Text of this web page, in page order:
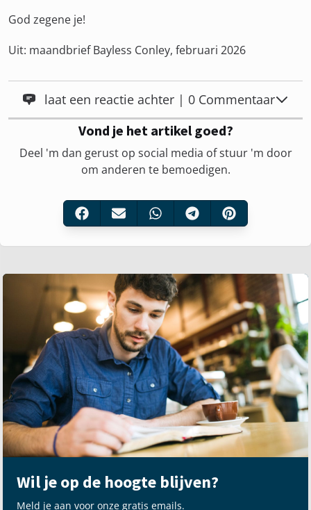
God zegene je!
Uit: maandbrief Bayless Conley, februari 2026
laat een reactie achter | 0 Commentaar
Vond je het artikel goed?
Deel 'm dan gerust op social media of stuur 'm door
om anderen te bemoedigen.
Wil je op de hoogte blijven?
Meld je aan voor onze gratis emails.